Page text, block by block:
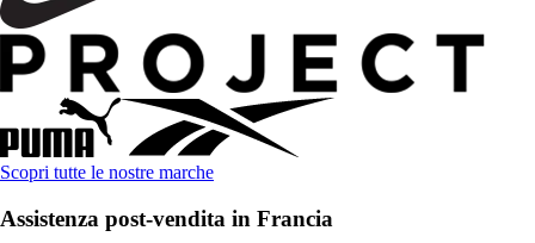
Scopri tutte le nostre marche
Assistenza post-vendita in Francia